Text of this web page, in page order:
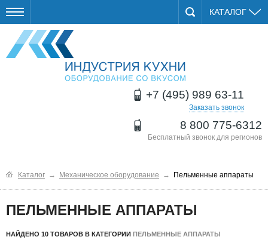
КАТАЛОГ
+7 (495) 989 63-11
Заказать звонок
8 800 775-6312
Бесплатный звонок для регионов
Каталог → Механическое оборудование → Пельменные аппараты
ПЕЛЬМЕННЫЕ АППАРАТЫ
НАЙДЕНО 10 ТОВАРОВ В КАТЕГОРИИ ПЕЛЬМЕННЫЕ АППАРАТЫ